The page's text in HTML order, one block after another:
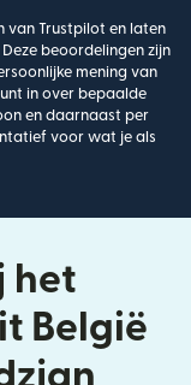
van Trustpilot en laten
beoordelingen zijn
mening van
in over bepaalde
en daarnaast per
voor wat je als
het
België